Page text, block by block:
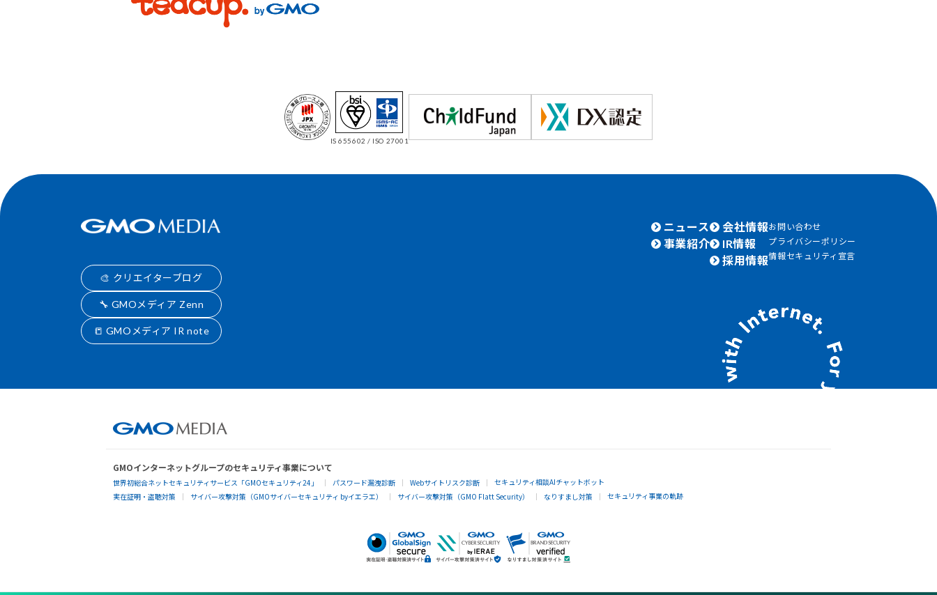
IS 655602 / ISO 27001
🎨 クリエイターブログ
🔧 GMOメディア Zenn
📒 GMOメディア IR note
ニュース
事業紹介
会社情報
IR情報
採用情報
お問い合わせ
プライバシーポリシー
情報セキュリティ宣言
GMOインターネットグループのセキュリティ事業について
世界初総合ネットセキュリティサービス「GMOセキュリティ24」 パスワード漏洩診断 Webサイトリスク診断
セキュリティ相談AIチャットボット
実在証明・盗聴対策
サイバー攻撃対策（GMOサイバーセキュリティ byイエラエ） サイバー攻撃対策（GMO Flatt Security） なりすまし対策 セキュリティ事業の軌跡